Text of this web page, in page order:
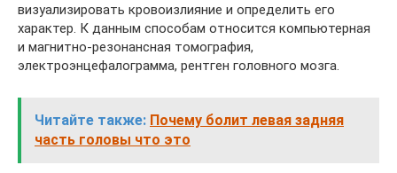
визуализировать кровоизлияние и определить его
характер. К данным способам относится компьютерная
и магнитно-резонансная томография,
электроэнцефалограмма, рентген головного мозга.
Читайте также: Почему болит левая задняя
часть головы что это